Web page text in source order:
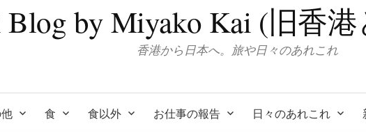
Blog by Miyako Kai (旧香
香港から日本へ。旅や日々のあれこれ
食 食以外 お仕事の報告 日々のあれこれ